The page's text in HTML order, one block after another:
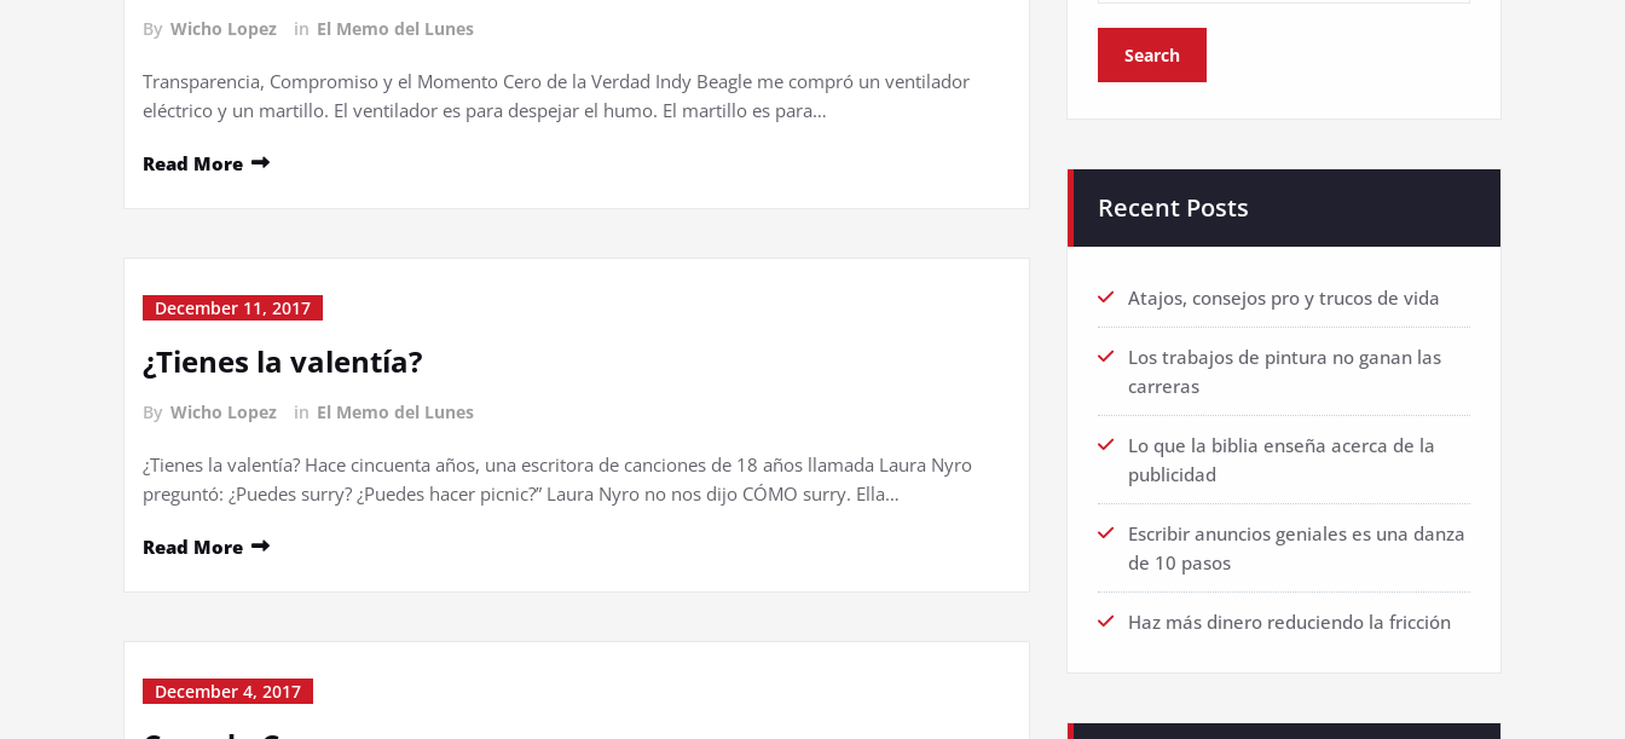
By Wicho Lopez in El Memo del Lunes
Transparencia, Compromiso y el Momento Cero de la Verdad Indy Beagle me compró un ventilador
eléctrico y un martillo. El ventilador es para despejar el humo. El martillo es para…
Read More
December 11, 2017
¿Tienes la valentía?
By Wicho Lopez in El Memo del Lunes
¿Tienes la valentía? Hace cincuenta años, una escritora de canciones de 18 años llamada Laura Nyro
preguntó: ¿Puedes surry? ¿Puedes hacer picnic?” Laura Nyro no nos dijo CÓMO surry. Ella…
Read More
December 4, 2017
Recent Posts
Atajos, consejos pro y trucos de vida
Los trabajos de pintura no ganan las
carreras
Lo que la biblia enseña acerca de la
publicidad
Escribir anuncios geniales es una danza
de 10 pasos
Haz más dinero reduciendo la fricción